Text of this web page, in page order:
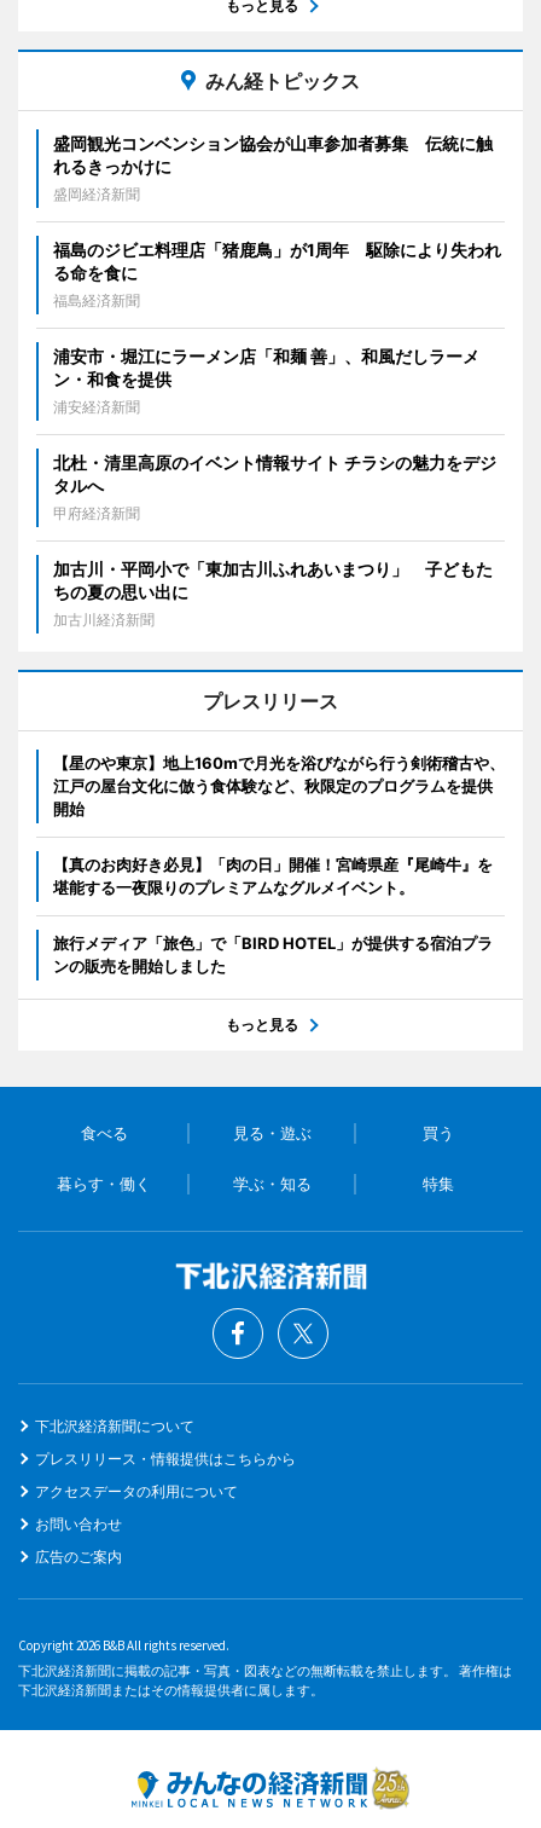
もっと見る
みん経トピックス
盛岡観光コンベンション協会が山車参加者募集 伝統に触
れるきっかけに
盛岡経済新聞
福島のジビエ料理店「猪鹿鳥」が1周年 駆除により失われ
る命を食に
福島経済新聞
浦安市・堀江にラーメン店「和麺 善」、和風だしラーメ
ン・和食を提供
浦安経済新聞
北杜・清里高原のイベント情報サイト チラシの魅力をデジ
タルへ
甲府経済新聞
加古川・平岡小で「東加古川ふれあいまつり」 子どもた
ちの夏の思い出に
加古川経済新聞
プレスリリース
【星のや東京】地上160mで月光を浴びながら行う剣術稽古や、
江戸の屋台文化に倣う食体験など、秋限定のプログラムを提供
開始
【真のお肉好き必見】「肉の日」開催！宮崎県産『尾崎牛』を
堪能する一夜限りのプレミアムなグルメイベント。
旅行メディア「旅色」で「BIRD HOTEL」が提供する宿泊プラ
ンの販売を開始しました
もっと見る
食べる 見る・遊ぶ 買う
暮らす・働く 学ぶ・知る 特集
下北沢経済新聞について
プレスリリース・情報提供はこちらから
アクセスデータの利用について
お問い合わせ
広告のご案内
Copyright 2026 B&B All rights reserved.
下北沢経済新聞に掲載の記事・写真・図表などの無断転載を禁止します。 著作権は
下北沢経済新聞またはその情報提供者に属します。